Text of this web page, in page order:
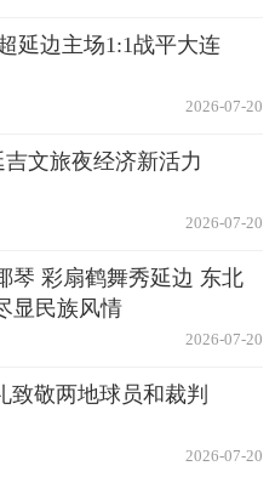
延边主场1:1战平大连
2026-07-20
文旅夜经济新活力
2026-07-20
琴 彩扇鹤舞秀延边 东北
显民族风情
2026-07-20
致敬两地球员和裁判
2026-07-20